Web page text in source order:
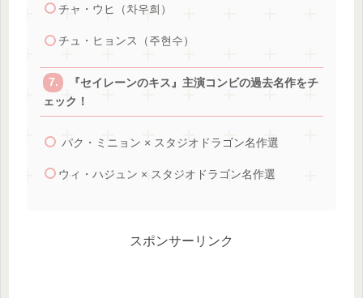
チャ・ウヒ（차우희）
チュ・ヒョンス（주현수）
『セイレーンのキス』主演コンビの過去名作をチ
ェック！
パク・ミニョン × スタジオドラゴン名作選
ウィ・ハジュン × スタジオドラゴン名作選
スポンサーリンク